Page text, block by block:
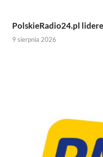
PolskieRadio24.pl
9 sierpnia 2026